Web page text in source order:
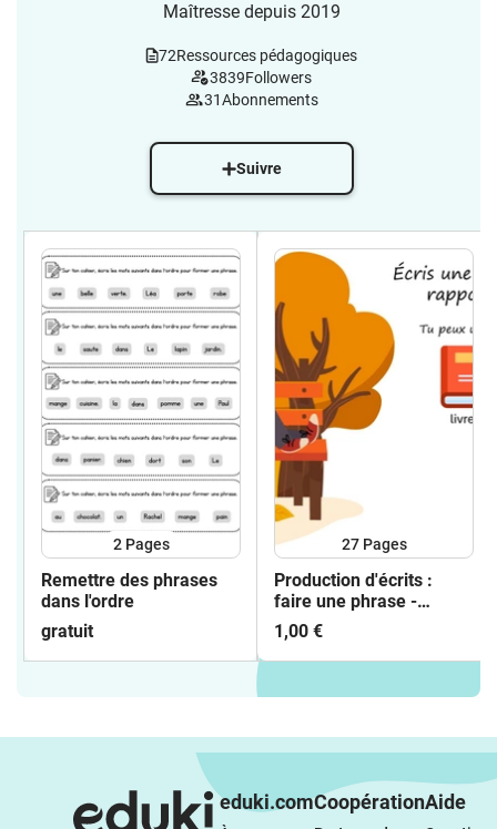
Maîtresse depuis 2019
72Ressources pédagogiques
3839Followers
31Abonnements
Suivre
2 Pages
Remettre des phrases
dans l'ordre
gratuit
27 Pages
Production d'écrits :
faire une phrase -
l'automne
1,00 €
eduki.comCoopérationAide